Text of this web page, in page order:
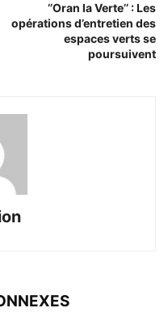
‘’Oran la Verte’’ : Les
opérations d’entretien des
espaces verts se
poursuivent